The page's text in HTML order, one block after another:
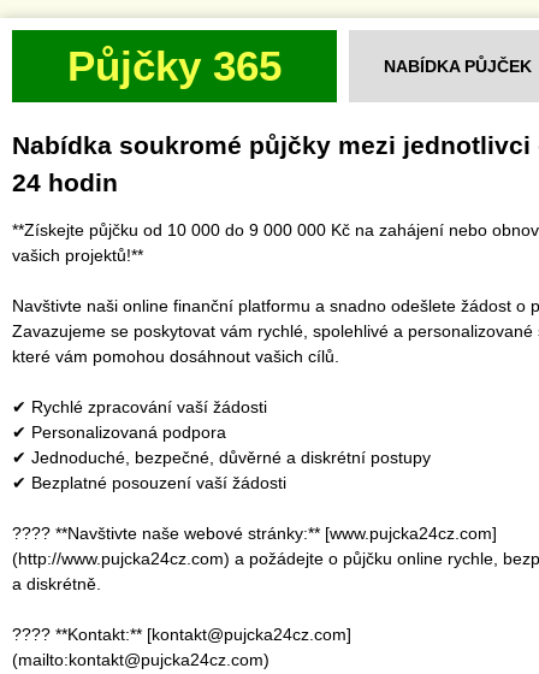
Půjčky 365 NABÍDKA PŮJČEK
Nabídka soukromé půjčky mezi jednotlivci
24 hodin
**Získejte půjčku od 10 000 do 9 000 000 Kč na zahájení nebo
vašich projektů!**
Navštivte naši online finanční platformu a snadno odešlete žádost o
Zavazujeme se poskytovat vám rychlé, spolehlivé a personalizované
které vám pomohou dosáhnout vašich cílů.
✔ Rychlé zpracování vaší žádosti
✔ Personalizovaná podpora
✔ Jednoduché, bezpečné, důvěrné a diskrétní postupy
✔ Bezplatné posouzení vaší žádosti
???? **Navštivte naše webové stránky:** [www.pujcka24cz.com]
(http://www.pujcka24cz.com) a požádejte o půjčku online rychle,
a diskrétně.
???? **Kontakt:** [kontakt@pujcka24cz.com]
(mailto:kontakt@pujcka24cz.com)